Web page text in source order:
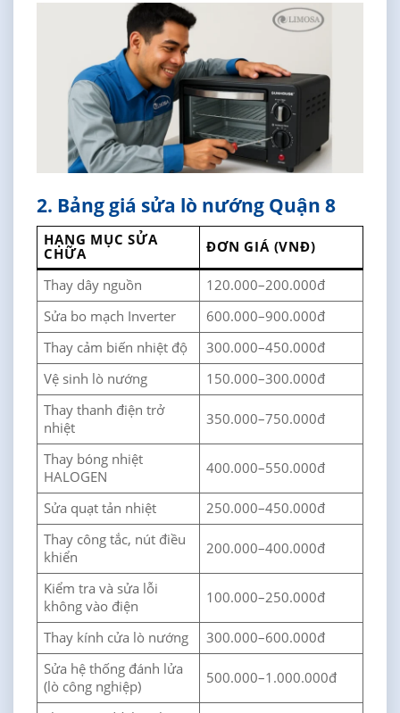
2. Bảng giá sửa lò nướng Quận 8
HẠNG MỤC SỬA
CHỮA ĐƠN GIÁ (VNĐ)
Thay dây nguồn
120.000–200.000đ
Sửa bo mạch Inverter
600.000–900.000đ
Thay cảm biến nhiệt độ
300.000–450.000đ
Vệ sinh lò nướng
150.000–300.000đ
Thay thanh điện trở
nhiệt
350.000–750.000đ
Thay bóng nhiệt
HALOGEN
400.000–550.000đ
Sửa quạt tản nhiệt
250.000–450.000đ
Thay công tắc, nút điều
khiển
200.000–400.000đ
Kiểm tra và sửa lỗi
không vào điện
100.000–250.000đ
Thay kính cửa lò nướng
300.000–600.000đ
Sửa hệ thống đánh lửa
(lò công nghiệp)
500.000–1.000.000đ